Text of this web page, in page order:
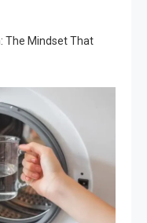
The Mindset That